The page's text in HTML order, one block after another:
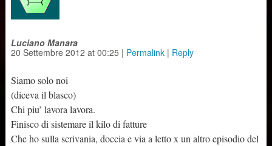
Luciano Manara
20 Settembre 2012 at 00:25 | Permalink| Reply
Siamo solo noi
(diceva il blasco)
Chi piu’ lavora lavora.
Finisco di sistemare il kilo di fatture
Che ho sulla scrivania, doccia e via a letto x un altro episodio del